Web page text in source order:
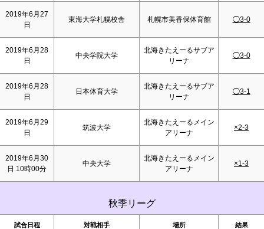
2019年6月27
日
東海大学札幌校舎 札幌市美香保体育館 ◯3-0
2019年6月28
日
中央学院大学
北海きたえーるサブア
リーナ
◯3-0
2019年6月28
日
日本体育大学
北海きたえーるサブア
リーナ
◯3-1
2019年6月29
日
筑波大学
北海きたえーるメイン
アリーナ
×2-3
2019年6月30
日 10時00分
中央大学
北海きたえーるメイン
アリーナ
×1-3
秋季リーグ
試合日程 対戦相手 場所 結果